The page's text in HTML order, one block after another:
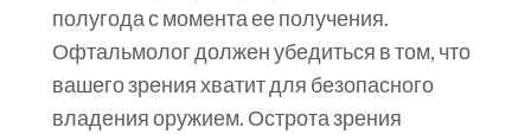
полугода с момента ее получения.
Офтальмолог должен убедиться в том, что
вашего зрения хватит для безопасного
владения оружием. Острота зрения